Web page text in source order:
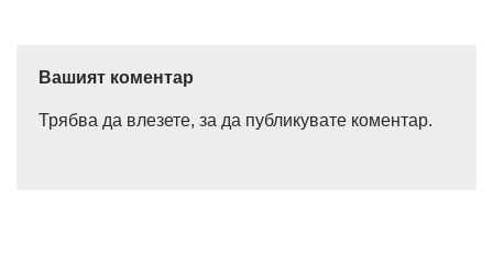
Вашият коментар
Трябва да влезете, за да публикувате коментар.